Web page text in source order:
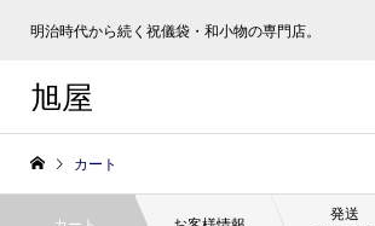
明治時代から続く祝儀袋・和小物の専門店。
旭屋
カート
発送